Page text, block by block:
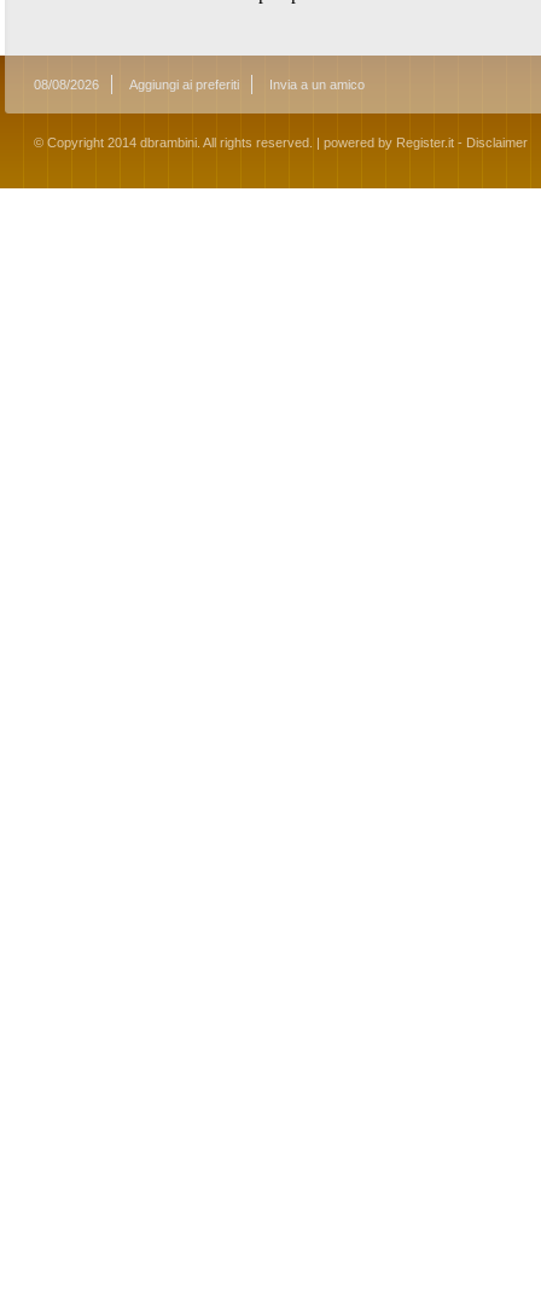
08/08/2026 Aggiungi ai preferiti Invia a un amico
© Copyright 2014 dbrambini. All rights reserved. | powered by Register.it - Disclaimer